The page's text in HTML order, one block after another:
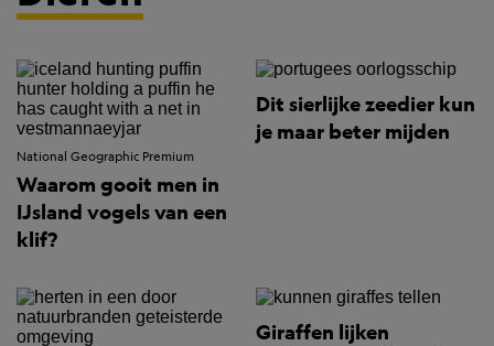
National Geographic Premium
Waarom gooit men in
IJsland vogels van een
klif?
Dit sierlijke zeedier kun
je maar beter mijden
Giraffen lijken